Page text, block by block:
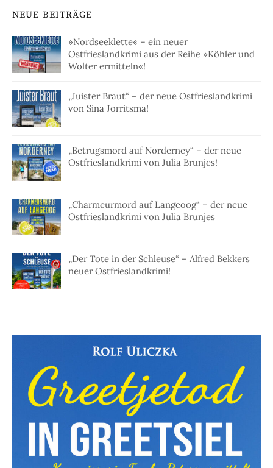
NEUE BEITRÄGE
»Nordseeklette« – ein neuer
Ostfrieslandkrimi aus der Reihe »Köhler und
Wolter ermitteln«!
„Juister Braut“ – der neue Ostfrieslandkrimi
von Sina Jorritsma!
„Betrugsmord auf Norderney“ – der neue
Ostfrieslandkrimi von Julia Brunjes!
„Charmeurmord auf Langeoog“ – der neue
Ostfrieslandkrimi von Julia Brunjes
„Der Tote in der Schleuse“ – Alfred Bekkers
neuer Ostfrieslandkrimi!